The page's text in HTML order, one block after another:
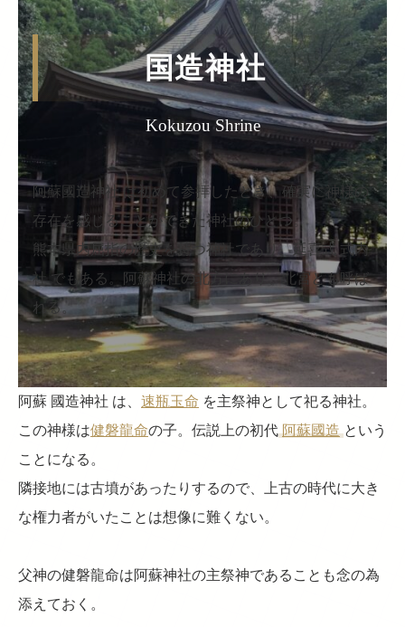
国造神社
Kokuzou Shrine
阿蘇國造神社 は初めて参拝したとき、確実に神様の
存在を感じることができた神社のひとつ。
熊本県内屈指の歴史を持つ神社であり、延喜式 式内
社 でもある。阿蘇神社の北方にあり、北宮とも呼ば
れる。
阿蘇 國造神社 は、 速瓶玉命 を主祭神として祀る神社。
この神様は健磐龍命の子。伝説上の初代 阿蘇國造 という
ことになる。
隣接地には古墳があったりするので、上古の時代に大き
な権力者がいたことは想像に難くない。
父神の健磐龍命は阿蘇神社の主祭神であることも念の為
添えておく。